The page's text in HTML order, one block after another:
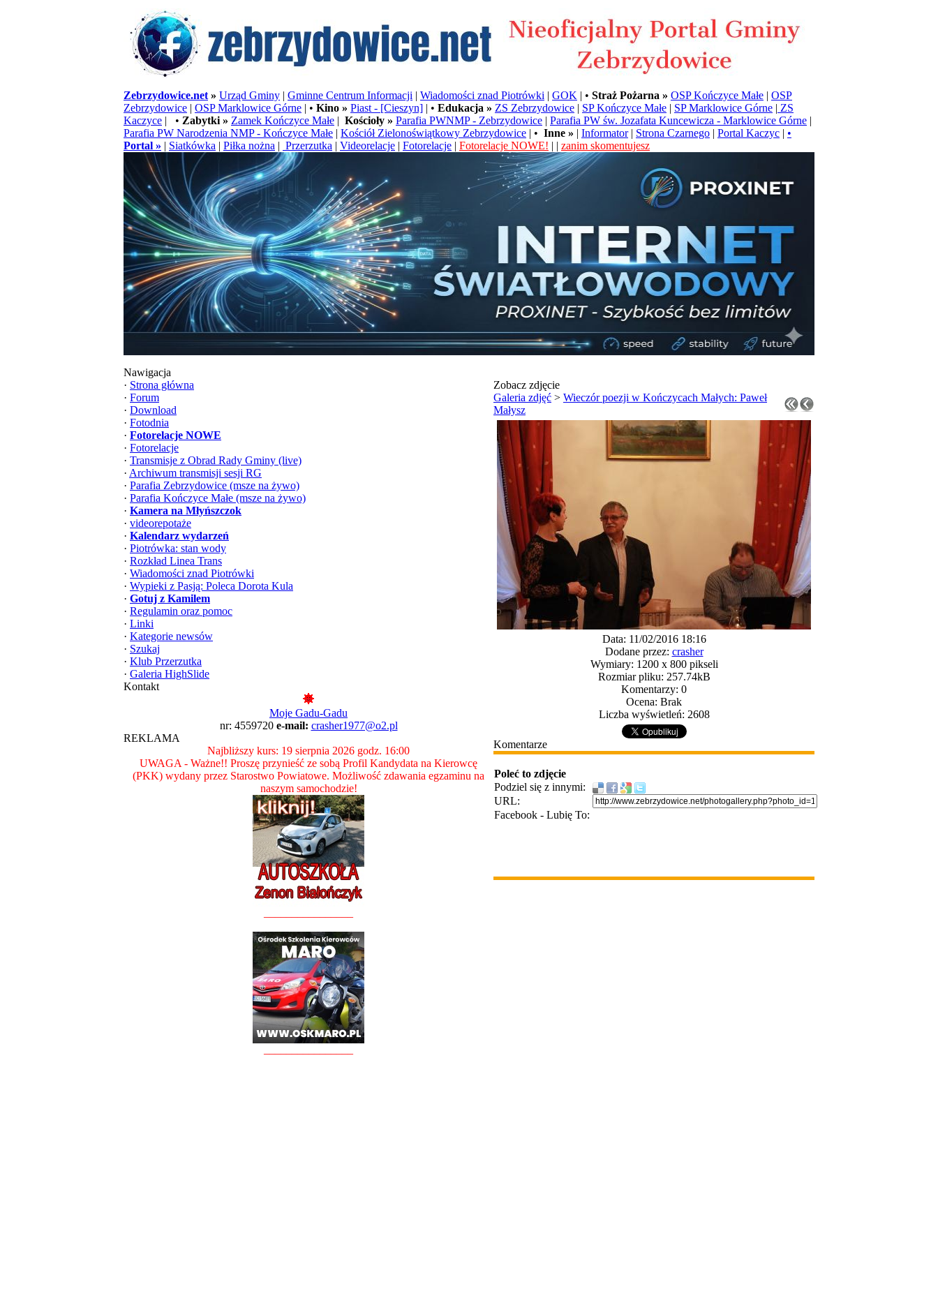
Zebrzydowice.net » Urząd Gminy | Gminne Centrum Informacji | Wiadomości znad Piotrówki | GOK | • Straż Pożarna » OSP Kończyce Małe | OSP
Zebrzydowice | OSP Marklowice Górne | • Kino » Piast - [Cieszyn] | • Edukacja » ZS Zebrzydowice | SP Kończyce Małe | SP Marklowice Górne | ZS
Kaczyce | • Zabytki » Zamek Kończyce Małe | Kościoły » Parafia PWNMP - Zebrzydowice | Parafia PW św. Jozafata Kuncewicza - Marklowice Górne |
Parafia PW Narodzenia NMP - Kończyce Małe | Kościół Zielonoświątkowy Zebrzydowice | • Inne » | Informator| Strona Czarnego | Portal Kaczyc | •
Portal » | Siatkówka | Piłka nożna | Przerzutka | Videorelacje | Fotorelacje | Fotorelacje NOWE! | | zanim skomentujesz
Nawigacja
· Strona główna
· Forum
· Download
· Fotodnia
· Fotorelacje NOWE
· Fotorelacje
· Transmisje z Obrad Rady Gminy (live)
· Archiwum transmisji sesji RG
· Parafia Zebrzydowice (msze na żywo)
· Parafia Kończyce Małe (msze na żywo)
· Kamera na Młyńszczok
· videorepotaże
· Kalendarz wydarzeń
· Piotrówka: stan wody
· Rozkład Linea Trans
· Wiadomości znad Piotrówki
· Wypieki z Pasją: Poleca Dorota Kula
· Gotuj z Kamilem
· Regulamin oraz pomoc
· Linki
· Kategorie newsów
· Szukaj
· Klub Przerzutka
· Galeria HighSlide
Kontakt
Moje Gadu-Gadu
nr: 4559720 e-mail: crasher1977@o2.pl
REKLAMA
Najbliższy kurs: 19 sierpnia 2026 godz. 16:00
UWAGA - Ważne!! Proszę przynieść ze sobą Profil Kandydata na Kierowcę
(PKK) wydany przez Starostwo Powiatowe. Możliwość zdawania egzaminu na
naszym samochodzie!
Zobacz zdjęcie
Galeria zdjęć > Wieczór poezji w Kończycach Małych: Paweł
Małysz
Data: 11/02/2016 18:16
Dodane przez: crasher
Wymiary: 1200 x 800 pikseli
Rozmiar pliku: 257.74kB
Komentarzy: 0
Ocena: Brak
Liczba wyświetleń: 2608
Komentarze
Poleć to zdjęcie
Podziel się z innymi:
URL:
Facebook - Lubię To: